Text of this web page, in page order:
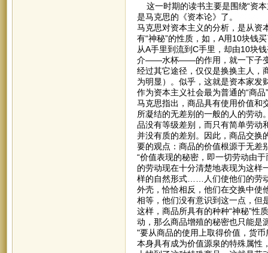
这一时期的读书主要是围绕“资本
是马克思的《资本论》了。
马克思对资本主义的分析，是从
有“神秘”的性质，如，A用10块钱
从A手里到流到C手里，却由10块
介——水杯——的作用，就一下子变
经过其它途径，仅仅是换换主人，
为明显）。似乎，这就是资本家发
作为资本主义社会最为普通的“商
马克思指出，商品具有使用价值和
所凝结的无差别的一般的人的劳动
品没有等级差别，而只有简单劳动
并没有质的差别。因此，商品交换
要的观点：商品的价值根源于无差
“价值表现的秘密，即一切劳动由
的劳动现在十分清楚地表现为这样
样的自然形式……人们使他们的劳
外壳，恰恰相反，他们在交换中使
相等，他们没有意识到这一点，但
这样，商品所具有的种种“神秘”性
动，那么商品增殖的秘密也只能是
"要从商品的使用上取得价值，货
本身具有成为价值源泉的特殊属性